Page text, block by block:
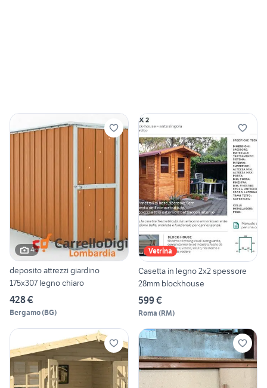
4
deposito attrezzi giardino
175x307 legno chiaro
428 €
Bergamo(BG)
Vetrina
Casetta in legno 2x2 spessore
28mm blockhouse
599 €
Roma (RM)